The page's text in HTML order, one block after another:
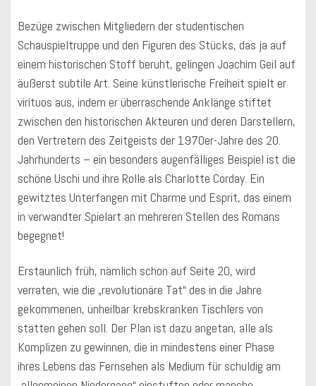
Bezüge zwischen Mitgliedern der studentischen
Schauspieltruppe und den Figuren des Stücks, das ja auf
einem historischen Stoff beruht, gelingen Joachim Geil auf
äußerst subtile Art. Seine künstlerische Freiheit spielt er
virituos aus, indem er überraschende Anklänge stiftet
zwischen den historischen Akteuren und deren Darstellern,
den Vertretern des Zeitgeists der 1970er-Jahre des 20.
Jahrhunderts – ein besonders augenfälliges Beispiel ist die
schöne Uschi und ihre Rolle als Charlotte Corday. Ein
gewitztes Unterfangen mit Charme und Esprit, das einem
in verwandter Spielart an mehreren Stellen des Romans
begegnet!
Erstaunlich früh, nämlich schon auf Seite 20, wird
verraten, wie die „revolutionäre Tat“ des in die Jahre
gekommenen, unheilbar krebskranken Tischlers von
statten gehen soll. Der Plan ist dazu angetan, alle als
Komplizen zu gewinnen, die in mindestens einer Phase
ihres Lebens das Fernsehen als Medium für schuldig am